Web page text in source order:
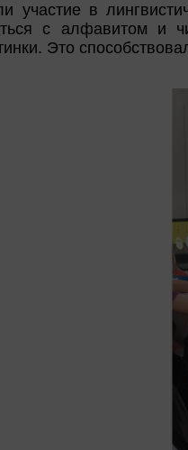
участие в
с алфавитом и
Это